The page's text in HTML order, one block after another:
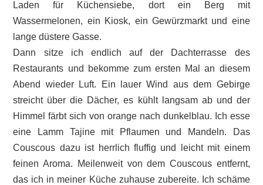
Laden für Küchensiebe, dort ein Berg mit
Wassermelonen, ein Kiosk, ein Gewürzmarkt und eine
lange düstere Gasse.
Dann sitze ich endlich auf der Dachterrasse des
Restaurants und bekomme zum ersten Mal an diesem
Abend wieder Luft. Ein lauer Wind aus dem Gebirge
streicht über die Dächer, es kühlt langsam ab und der
Himmel färbt sich von orange nach dunkelblau. Ich esse
eine Lamm Tajine mit Pflaumen und Mandeln. Das
Couscous dazu ist herrlich fluffig und leicht mit einem
feinen Aroma. Meilenweit von dem Couscous entfernt,
das ich in meiner Küche zuhause zubereite. Ich schäme